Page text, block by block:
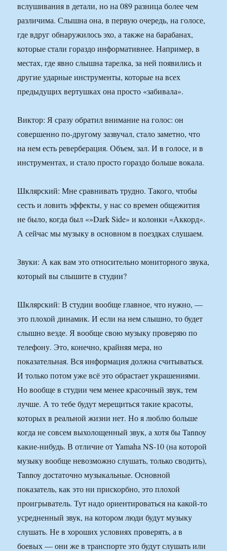
вслушивания в детали, но на 089 разница более чем
различима. Слышна она, в первую очередь, на голосе,
где вдруг обнаружилось эхо, а также на барабанах,
которые стали гораздо информативнее. Например, в
местах, где явно слышна тарелка, за ней появились и
другие ударные инструменты, которые на всех
предыдущих вертушках она просто «забивала».
Виктор: Я сразу обратил внимание на голос: он
совершенно по-другому зазвучал, стало заметно, что
на нем есть реверберация. Объем, зал. И в голосе, и в
инструментах, и стало просто гораздо больше вокала.
Шклярский: Мне сравнивать трудно. Такого, чтобы
сесть и ловить эффекты, у нас со времен общежития
не было, когда был «»Dark Side» и колонки «Аккорд».
А сейчас мы музыку в основном в поездках слушаем.
Звуки: А как вам это относительно мониторного звука,
который вы слышите в студии?
Шклярский: В студии вообще главное, что нужно, —
это плохой динамик. И если на нем слышно, то будет
слышно везде. Я вообще свою музыку проверяю по
телефону. Это, конечно, крайняя мера, но
показательная. Вся информация должна считываться.
И только потом уже всё это обрастает украшениями.
Но вообще в студии чем менее красочный звук, тем
лучше. А то тебе будут мерещиться такие красоты,
которых в реальной жизни нет. Но я люблю больше
когда не совсем выхолощенный звук, а хотя бы Tannoy
какие-нибудь. В отличие от Yamaha NS-10 (на которой
музыку вообще невозможно слушать, только сводить),
Tannoy достаточно музыкальные. Основной
показатель, как это ни прискорбно, это плохой
проигрыватель. Тут надо ориентироваться на какой-то
усредненный звук, на котором люди будут музыку
слушать. Не в хороших условиях проверять, а в
боевых — они же в транспорте это будут слушать или